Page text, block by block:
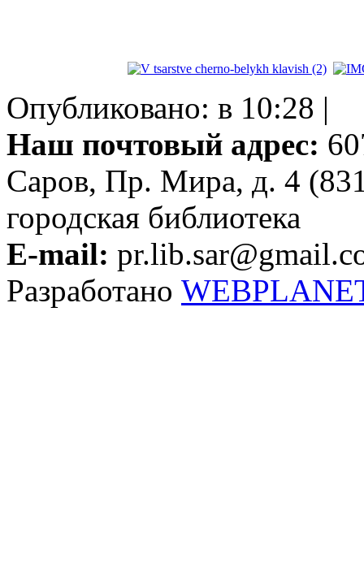
Опубликовано: в 10:28 |
Наш почтовый адрес:
Саров, Пр. Мира, д. 4
городская библиотека
E-mail:
Разработано